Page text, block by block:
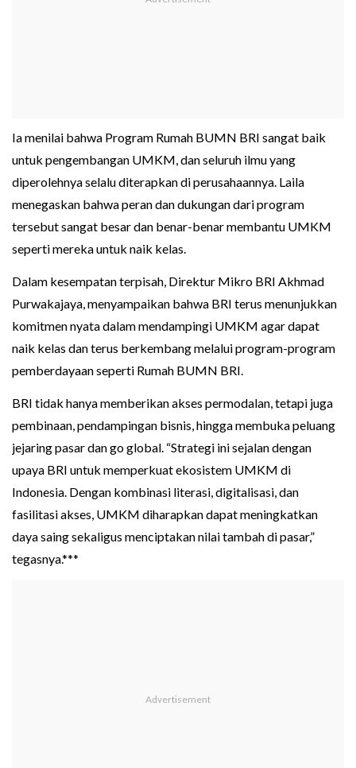
Ia menilai bahwa Program Rumah BUMN BRI sangat baik
untuk pengembangan UMKM, dan seluruh ilmu yang
diperolehnya selalu diterapkan di perusahaannya. Laila
menegaskan bahwa peran dan dukungan dari program
tersebut sangat besar dan benar-benar membantu UMKM
seperti mereka untuk naik kelas.
Dalam kesempatan terpisah, Direktur Mikro BRI Akhmad
Purwakajaya, menyampaikan bahwa BRI terus menunjukkan
komitmen nyata dalam mendampingi UMKM agar dapat
naik kelas dan terus berkembang melalui program-program
pemberdayaan seperti Rumah BUMN BRI.
BRI tidak hanya memberikan akses permodalan, tetapi juga
pembinaan, pendampingan bisnis, hingga membuka peluang
jejaring pasar dan go global. “Strategi ini sejalan dengan
upaya BRI untuk memperkuat ekosistem UMKM di
Indonesia. Dengan kombinasi literasi, digitalisasi, dan
fasilitasi akses, UMKM diharapkan dapat meningkatkan
daya saing sekaligus menciptakan nilai tambah di pasar,”
tegasnya.***